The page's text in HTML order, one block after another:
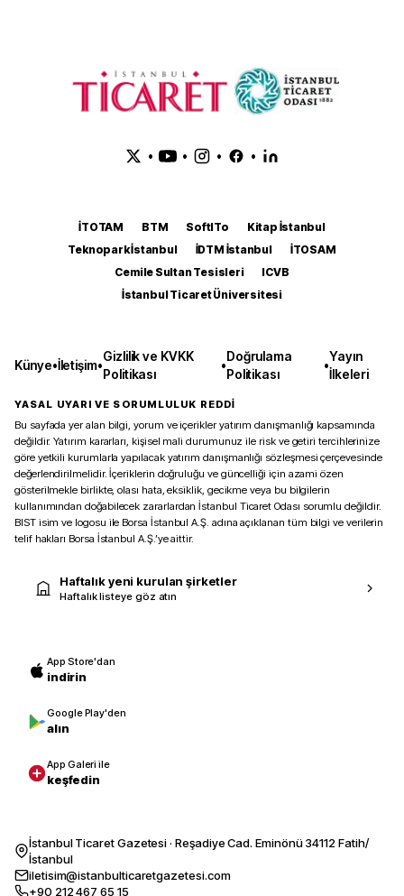
• • • •
İTOTAM BTM SoftITo
Kitap İstanbul
Teknopark İstanbul
İDTM İstanbul
İTOSAM
Cemile Sultan Tesisleri
ICVB
İstanbul Ticaret Üniversitesi
Künye•İletişim•
Gizlilik ve KVKK
Politikası
•
Doğrulama
Politikası
•
Yayın
İlkeleri
YASAL UYARI VE SORUMLULUK REDDİ
Bu sayfada yer alan bilgi, yorum ve içerikler yatırım danışmanlığı kapsamında
değildir. Yatırım kararları, kişisel mali durumunuz ile risk ve getiri tercihlerinize
göre yetkili kurumlarla yapılacak yatırım danışmanlığı sözleşmesi çerçevesinde
değerlendirilmelidir. İçeriklerin doğruluğu ve güncelliği için azami özen
gösterilmekle birlikte, olası hata, eksiklik, gecikme veya bu bilgilerin
kullanımından doğabilecek zararlardan İstanbul Ticaret Odası sorumlu değildir.
BIST isim ve logosu ile Borsa İstanbul A.Ş. adına açıklanan tüm bilgi ve verilerin
telif hakları Borsa İstanbul A.Ş.’ye aittir.
Haftalık yeni kurulan şirketler
Haftalık listeye göz atın
App Store'dan
indirin
Google Play'den
alın
App Galeri ile
keşfedin
İstanbul Ticaret Gazetesi · Reşadiye Cad. Eminönü 34112 Fatih/
İstanbul
iletisim@istanbulticaretgazetesi.com
+90 212 467 65 15